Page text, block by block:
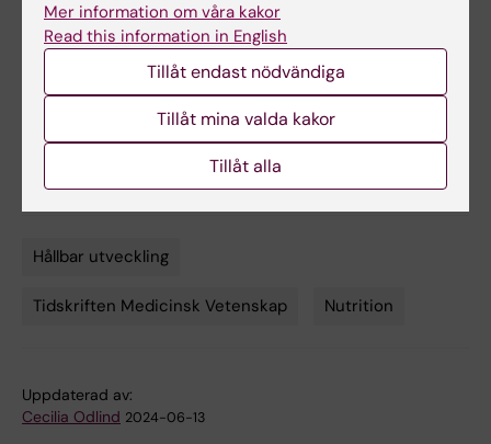
Så kan klimatoro användas konstruktivt
Hållbar utveckling
Tidskriften Medicinsk Vetenskap Nutrition
Uppdaterad av:
Cecilia Odlind 2024-06-13
Mer information om våra kakor
Read this information in English
Tillåt endast nödvändiga
Tillåt mina valda kakor
Tillåt alla